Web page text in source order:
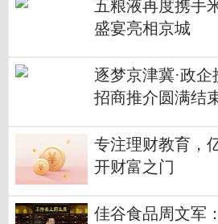
五粮液再度携手
盛宴亮相京城
逐梦京津冀·政
招商推介圆满结
专注理财教育，
开财富之门
佳谷食品周文军